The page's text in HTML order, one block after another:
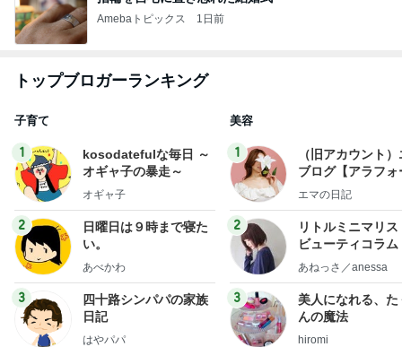
Amebaトピックス 1日前
トップブロガーランキング
子育て
1
kosodatefulな毎日 ～
オギャ子の暴走～
オギャ子
2
日曜日は９時まで寝た
い。
あべかわ
3
四十路シンパパの家族
日記
はやパパ
美容
1
（旧アカウント
ブログ【アラフォ
社売却セカンドラ
エマの日記
2
リトルミニマリス
ビューティコラ
little
あねっさ／anessa
3
美人になれる、た
んの魔法
hiromi